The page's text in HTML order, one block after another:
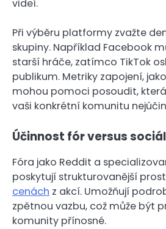
videí.
Při výběru platformy zvažte
skupiny. Například Facebook
starší hráče, zatímco TikTok
publikum. Metriky zapojení,
mohou pomoci posoudit,
vaši konkrétní komunitu
Účinnost fór versus
Fóra jako Reddit a
poskytují strukturovanější
cenách z akcí. Umožňují
zpětnou vazbu, což může být
komunity přínosné.